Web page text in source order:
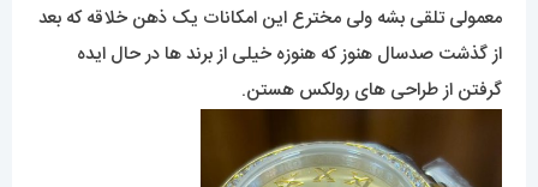
معمولی تلقی بشه ولی مخترع این امکانات یک ذهن خلاقه که بعد
از گذشت صدسال هنوز که هنوزه خیلی از برند ها در حال ایده
گرفتن از طراحی های رولکس هستن.